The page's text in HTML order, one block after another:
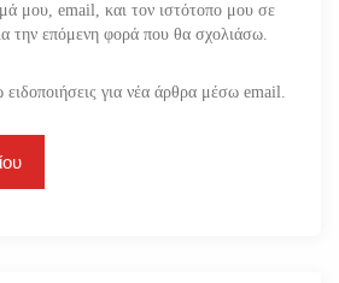
μου, email, και τον ιστότοπο μου σε
την επόμενη φορά που θα σχολιάσω.
για νέα άρθρα μέσω email.